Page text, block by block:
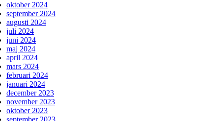
oktober 2024
september 2024
augusti 2024
juli 2024
juni 2024
maj 2024
april 2024
mars 2024
februari 2024
januari 2024
december 2023
november 2023
oktober 2023